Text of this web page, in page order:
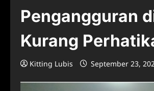
Pengangguran
Kurang
Kitting Lubis September 23,